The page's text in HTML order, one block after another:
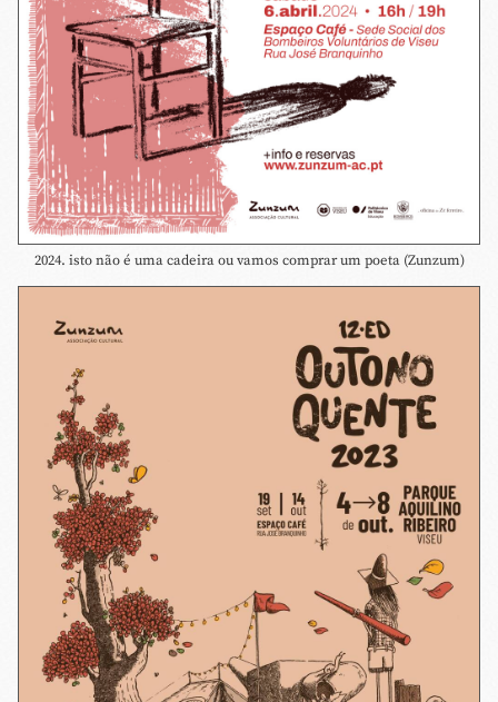
2024. isto não é uma cadeira ou vamos comprar um poeta (Zunzum)